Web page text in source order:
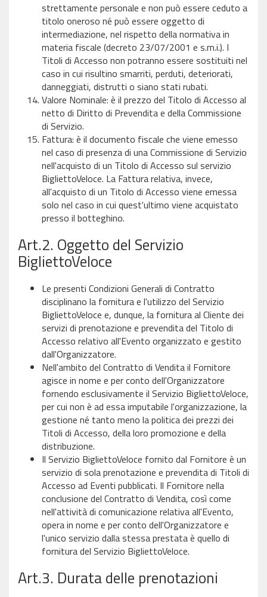
strettamente personale e non può essere ceduto a
titolo oneroso né può essere oggetto di
intermediazione, nel rispetto della normativa in
materia fiscale (decreto 23/07/2001 e s.m.i.). I
Titoli di Accesso non potranno essere sostituiti nel
caso in cui risultino smarriti, perduti, deteriorati,
danneggiati, distrutti o siano stati rubati.
Valore Nominale: è il prezzo del Titolo di Accesso al
netto di Diritto di Prevendita e della Commissione
di Servizio.
Fattura: è il documento fiscale che viene emesso
nel caso di presenza di una Commissione di Servizio
nell'acquisto di un Titolo di Accesso sul servizio
BigliettoVeloce. La Fattura relativa, invece,
all'acquisto di un Titolo di Accesso viene emessa
solo nel caso in cui quest'ultimo viene acquistato
presso il botteghino.
Art.2. Oggetto del Servizio
BigliettoVeloce
Le presenti Condizioni Generali di Contratto
disciplinano la fornitura e l'utilizzo del Servizio
BigliettoVeloce e, dunque, la fornitura al Cliente dei
servizi di prenotazione e prevendita del Titolo di
Accesso relativo all'Evento organizzato e gestito
dall'Organizzatore.
Nell'ambito del Contratto di Vendita il Fornitore
agisce in nome e per conto dell'Organizzatore
fornendo esclusivamente il Servizio BigliettoVeloce,
per cui non è ad essa imputabile l'organizzazione, la
gestione né tanto meno la politica dei prezzi dei
Titoli di Accesso, della loro promozione e della
distribuzione.
Il Servizio BigliettoVeloce fornito dal Fornitore è un
servizio di sola prenotazione e prevendita di Titoli di
Accesso ad Eventi pubblicati. Il Fornitore nella
conclusione del Contratto di Vendita, così come
nell'attività di comunicazione relativa all'Evento,
opera in nome e per conto dell'Organizzatore e
l'unico servizio dalla stessa prestata è quello di
fornitura del Servizio BigliettoVeloce.
Art.3. Durata delle prenotazioni